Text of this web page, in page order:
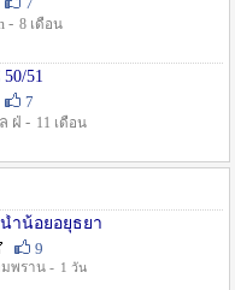
- 8 เดือน
50/51
7
ฝ่ - 11 เดือน
ำน้อยอยุธยา
9
มพราน - 1 วัน